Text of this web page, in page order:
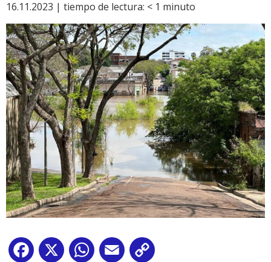
16.11.2023 | tiempo de lectura: < 1 minuto
Facebook
X WhatsApp
Email